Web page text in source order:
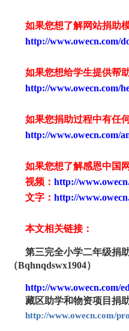
如果您想了解网站捐助
http://www.owecn.com/
如果您想给学生提供帮
http://www.owecn.com/
如果您捐助过程中有任
http://www.owecn.com/
如果您想了解感恩中国
视频： http://
文字： http://
本文相关链接：
第三完全小学二年级捐
（Bqhnqdswx1904）
http://www.owecn.com/
藏区助学和物资项目捐
http://www.owecn.com/